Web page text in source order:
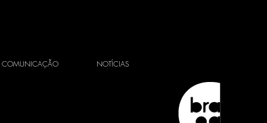
COMUNICAÇÃO NOTÍCIAS